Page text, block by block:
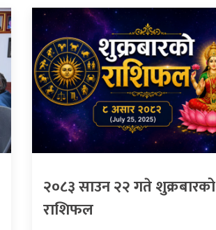
२०८३ साउन २२ गते शुक्रबारको
राशिफल